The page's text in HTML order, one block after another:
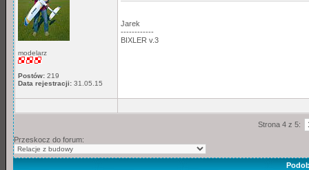
modelarz
Postów: 219
Data rejestracji: 31.05.15
Jarek
------------
BIXLER v.3
Strona 4 z 5:
Przeskocz do forum: